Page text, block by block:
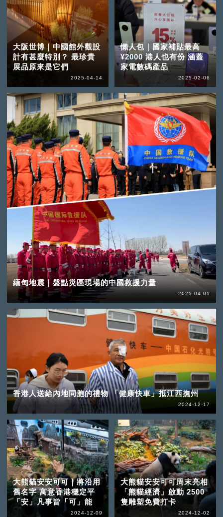
大阪世博｜中國館外觀設
計有甚麼特別？ 最珍貴
展品原來是它們
2025-04-14
緬甸地震｜盤點災區現場的中國救援力量
2025-04-01
懶人包｜國家補貼最高
¥2000 港人也有份 涵蓋
家電數碼產品
2025-02-06
香港人送給內地同胞的禮物 「健康快車」抵江西撫州
2024-12-17
大熊貓安安可可｜將沿用
舊名字 寓意香港穩定平
「安」凡事皆「可」能
2024-12-09
大熊貓安安可可周末亮相
「熊貓經濟」啟動 2500
隻雕塑免費打卡
2024-12-02